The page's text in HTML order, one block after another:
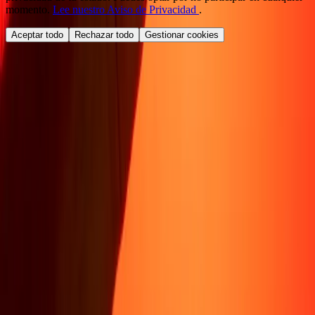
momento. Lee nuestro Aviso de Privacidad .
Aceptar todo Rechazar todo Gestionar cookies